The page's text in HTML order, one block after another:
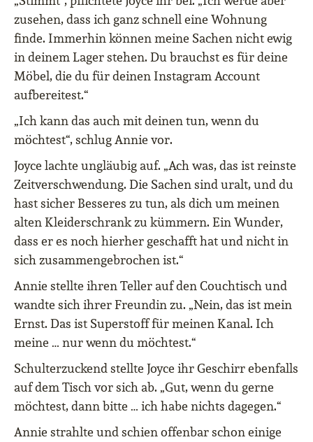
zusehen, dass ich ganz schnell eine Wohnung
finde. Immerhin können meine Sachen nicht ewig
in deinem Lager stehen. Du brauchst es für deine
Möbel, die du für deinen Instagram Account
aufbereitest.“
„Ich kann das auch mit deinen tun, wenn du
möchtest“, schlug Annie vor.
Joyce lachte ungläubig auf. „Ach was, das ist reinste
Zeitverschwendung. Die Sachen sind uralt, und du
hast sicher Besseres zu tun, als dich um meinen
alten Kleiderschrank zu kümmern. Ein Wunder,
dass er es noch hierher geschafft hat und nicht in
sich zusammengebrochen ist.“
Annie stellte ihren Teller auf den Couchtisch und
wandte sich ihrer Freundin zu. „Nein, das ist mein
Ernst. Das ist Superstoff für meinen Kanal. Ich
meine … nur wenn du möchtest.“
Schulterzuckend stellte Joyce ihr Geschirr ebenfalls
auf dem Tisch vor sich ab. „Gut, wenn du gerne
möchtest, dann bitte … ich habe nichts dagegen.“
Annie strahlte und schien offenbar schon einige